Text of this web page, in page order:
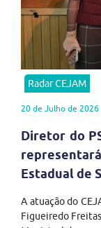
Radar CEJAM
20 de Julho de 2026
Diretor do
Estadual de
A atuação do
Figueiredo